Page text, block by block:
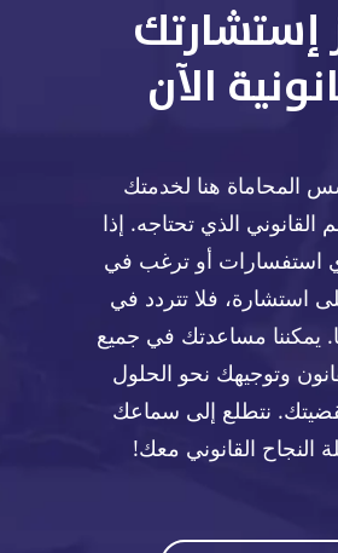
إستشارتك
الآن
المحاماة هنا لخدمتك
القانوني الذي تحتاجه. إذا
استفسارات أو ترغب في
استشارة، فلا تتردد في
يمكننا مساعدتك في جميع
وتوجيهك نحو الحلول
نتطلع إلى سماعك
النجاح القانوني معك!